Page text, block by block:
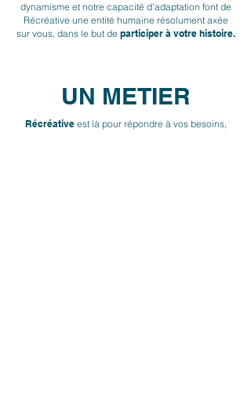
dynamisme et notre capacité d’adaptation font de
Récréative une entité humaine résolument axée
sur vous, dans le but de participer à votre histoire.
UN METIER
Récréative est là pour répondre à vos besoins,